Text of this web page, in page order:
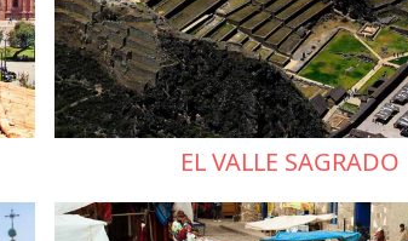
EL VALLE SAGRADO